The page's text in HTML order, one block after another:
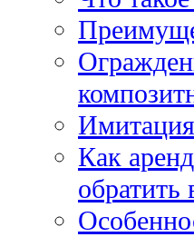
Как
обратить